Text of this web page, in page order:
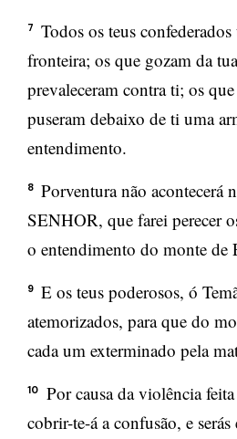
7
Todos os teus
fronteira; os que gozam da
prevaleceram contra ti; os
puseram debaixo de ti uma
entendimento.
8
Porventura não acontecerá
SENHOR, que farei perecer
o entendimento do monte de
9
E os teus poderosos, ó
atemorizados, para que do
cada um exterminado pela
10
Por causa da violência
cobrir-te-á a confusão, e